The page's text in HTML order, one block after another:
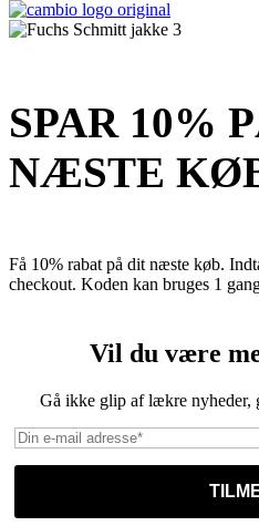
SPAR 10%
NÆSTE
Få 10% rabat på dit næste køb.
checkout. Koden kan bruges 1
Vil du være
Gå ikke glip af lækre nyheder,